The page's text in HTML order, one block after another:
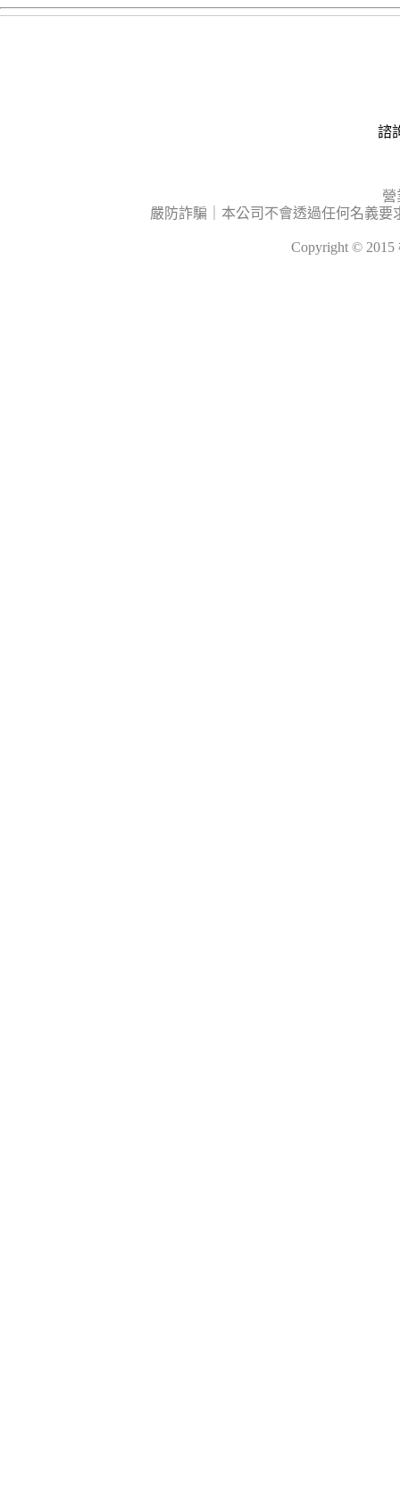
諮
營
嚴防詐騙｜本公司不會透過任何名義
Copyright ©